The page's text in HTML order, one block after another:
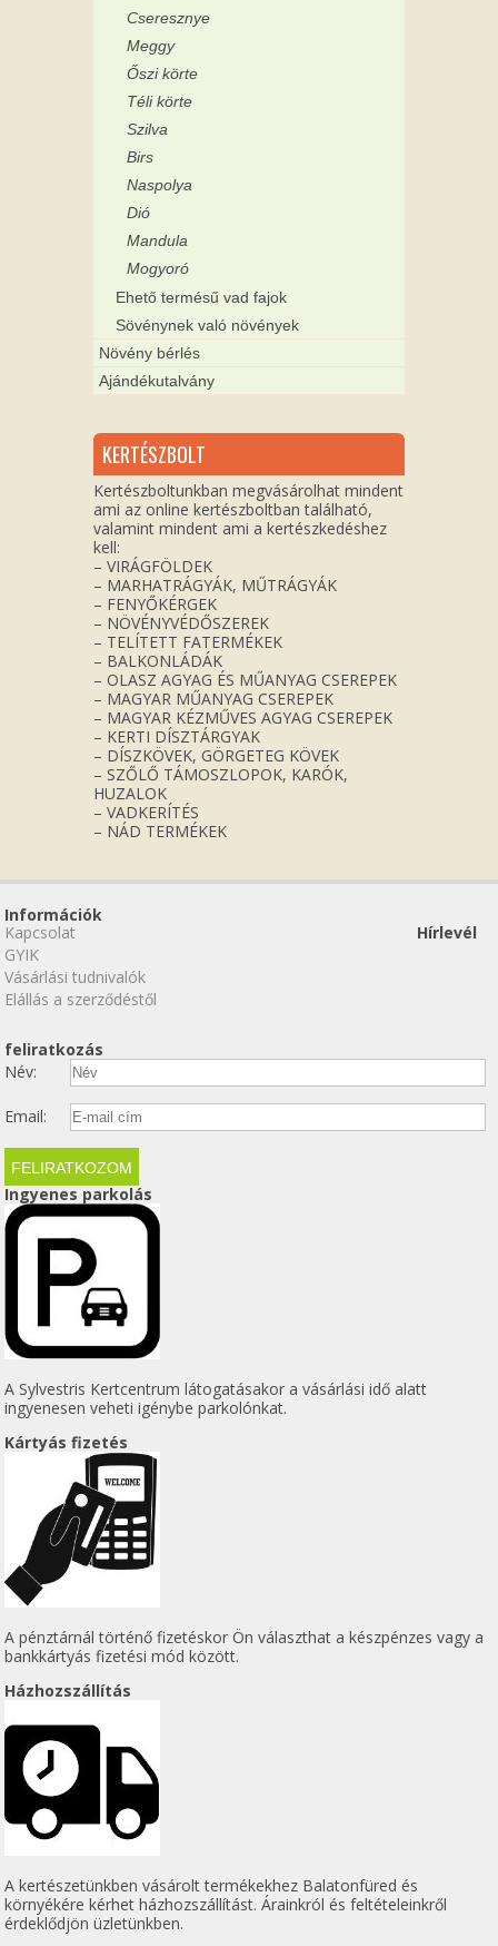
Cseresznye
Meggy
Őszi körte
Téli körte
Szilva
Birs
Naspolya
Dió
Mandula
Mogyoró
Ehető termésű vad fajok
Sövénynek való növények
Növény bérlés
Ajándékutalvány
KERTÉSZBOLT
Kertészboltunkban megvásárolhat mindent
ami az online kertészboltban található,
valamint mindent ami a kertészkedéshez
kell:
– VIRÁGFÖLDEK
– MARHATRÁGYÁK, MŰTRÁGYÁK
– FENYŐKÉRGEK
– NÖVÉNYVÉDŐSZEREK
– TELÍTETT FATERMÉKEK
– BALKONLÁDÁK
– OLASZ AGYAG ÉS MŰANYAG CSEREPEK
– MAGYAR MŰANYAG CSEREPEK
– MAGYAR KÉZMŰVES AGYAG CSEREPEK
– KERTI DÍSZTÁRGYAK
– DÍSZKÖVEK, GÖRGETEG KÖVEK
– SZŐLŐ TÁMOSZLOPOK, KARÓK,
HUZALOK
– VADKERÍTÉS
– NÁD TERMÉKEK
Információk
Kapcsolat
GYIK
Vásárlási tudnivalók
Elállás a szerződéstől
Hírlevél
feliratkozás
Név:
Email:
Ingyenes parkolás
A Sylvestris Kertcentrum látogatásakor a vásárlási idő alatt
ingyenesen veheti igénybe parkolónkat.
Kártyás fizetés
A pénztárnál történő fizetéskor Ön választhat a készpénzes vagy a
bankkártyás fizetési mód között.
Házhozszállítás
A kertészetünkben vásárolt termékekhez Balatonfüred és
környékére kérhet házhozszállítást. Árainkról és feltételeinkről
érdeklődjön üzletünkben.